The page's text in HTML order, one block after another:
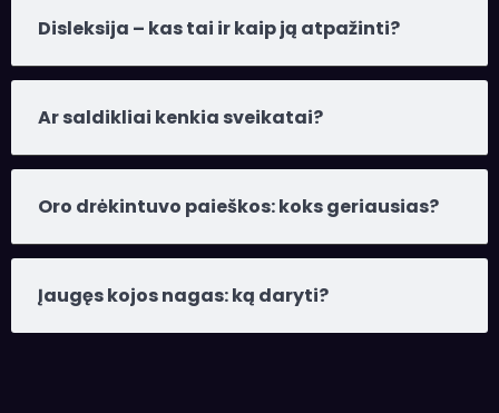
Disleksija – kas tai ir kaip ją atpažinti?
Ar saldikliai kenkia sveikatai?
Oro drėkintuvo paieškos: koks geriausias?
Įaugęs kojos nagas: ką daryti?